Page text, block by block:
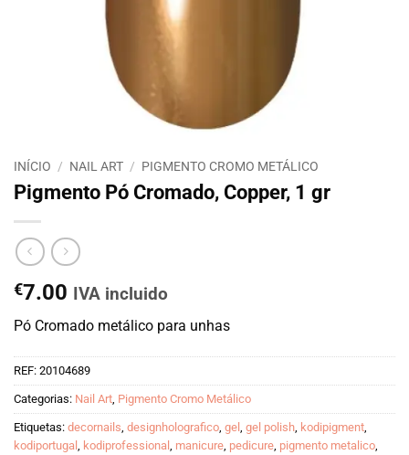
INÍCIO / NAIL ART / PIGMENTO CROMO METÁLICO
Pigmento Pó Cromado, Copper, 1 gr
€7.00 IVA incluido
Pó Cromado metálico para unhas
REF: 20104689
Categorias: Nail Art Pigmento Cromo Metálico
Etiquetas: decornails designholografico gel gel polish kodipigment
kodiportugal
kodiprofessional manicure pedicure pigmento metalico